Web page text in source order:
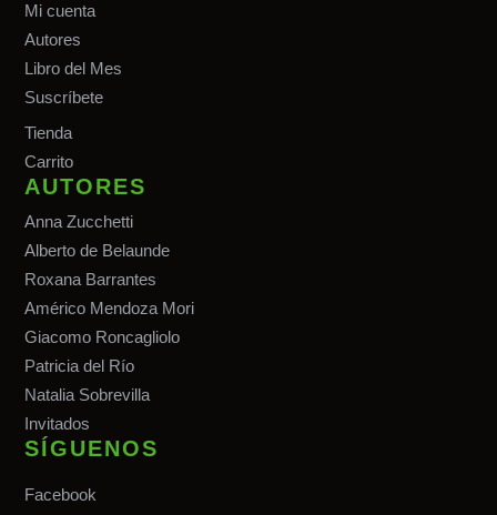
Mi cuenta
Autores
Libro del Mes
Suscríbete
Tienda
Carrito
AUTORES
Anna Zucchetti
Alberto de Belaunde
Roxana Barrantes
Américo Mendoza Mori
Giacomo Roncagliolo
Patricia del Río
Natalia Sobrevilla
Invitados
SÍGUENOS
Facebook